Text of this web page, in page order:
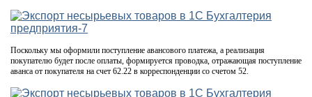
Поскольку мы оформили поступление авансового платежа, а реализация
покупателю будет после оплаты, формируется проводка, отражающая поступление
аванса от покупателя на счет 62.22 в корреспонденции со счетом 52.